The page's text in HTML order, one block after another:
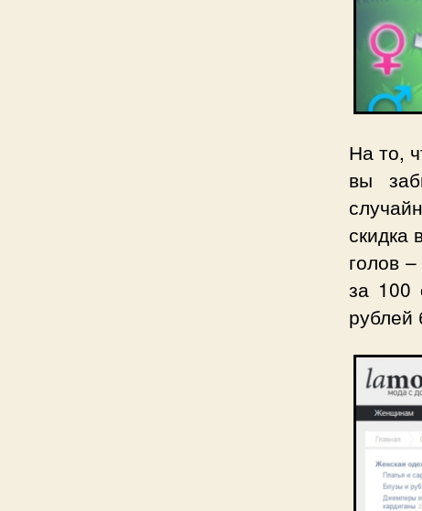
На то,
вы
скидка
голов
за 100
рублей